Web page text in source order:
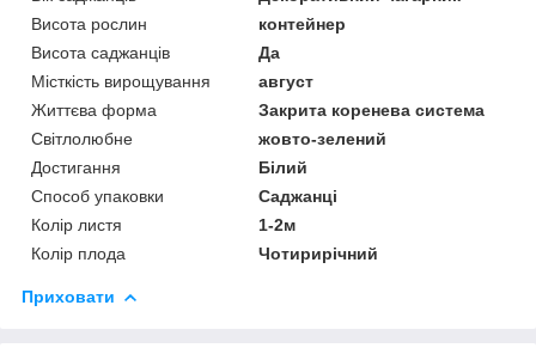
Висота рослин
контейнер
Висота саджанців
Да
Місткість вирощування
август
Життєва форма
Закрита коренева система
Світлолюбне
жовто-зелений
Достигання
Білий
Способ упаковки
Саджанці
Колір листя
1-2м
Колір плода
Чотирирічний
Приховати